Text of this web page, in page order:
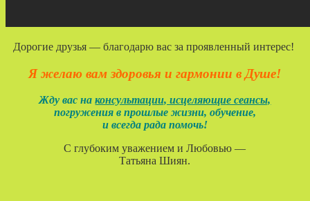
Дорогие друзья — благодарю вас за проявленный интерес!
Я желаю вам здоровья и гармонии в Душе!
Жду вас наконсультации, исцеляющие сеансы,
погружения в прошлые жизни, обучение,
и всегда рада помочь!
С глубоким уважением и Любовью —
Татьяна Шиян.